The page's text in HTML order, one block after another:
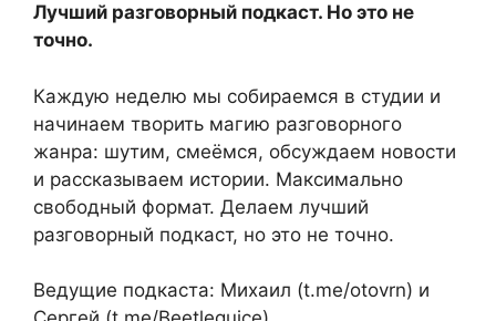
Лучший разговорный подкаст. Но это не
точно.
Каждую неделю мы собираемся в студии и
начинаем творить магию разговорного
жанра: шутим, смеёмся, обсуждаем новости
и рассказываем истории. Максимально
свободный формат. Делаем лучший
разговорный подкаст, но это не точно.
Ведущие подкаста: Михаил (t.me/otovrn) и